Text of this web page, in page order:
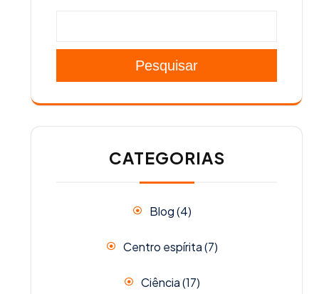
Pesquisar
CATEGORIAS
Blog(4)
Centro espírita(7)
Ciência(17)